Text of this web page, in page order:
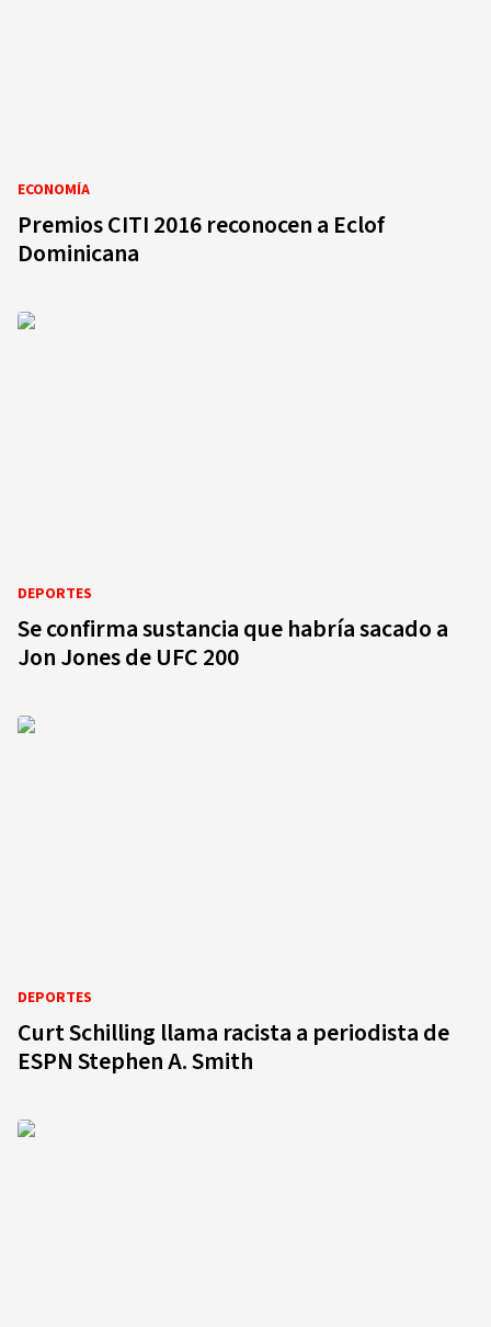
ECONOMÍA
Premios CITI 2016 reconocen a Eclof
Dominicana
DEPORTES
Se confirma sustancia que habría sacado a
Jon Jones de UFC 200
DEPORTES
Curt Schilling llama racista a periodista de
ESPN Stephen A. Smith